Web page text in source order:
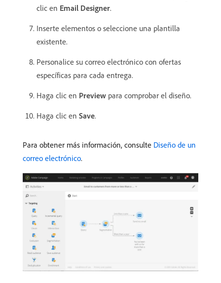
clic en Email Designer.
Inserte elementos o seleccione una plantilla
existente.
Personalice su correo electrónico con ofertas
específicas para cada entrega.
Haga clic en Preview para comprobar el diseño.
Haga clic en Save.
Para obtener más información, consulte Diseño de un
correo electrónico.